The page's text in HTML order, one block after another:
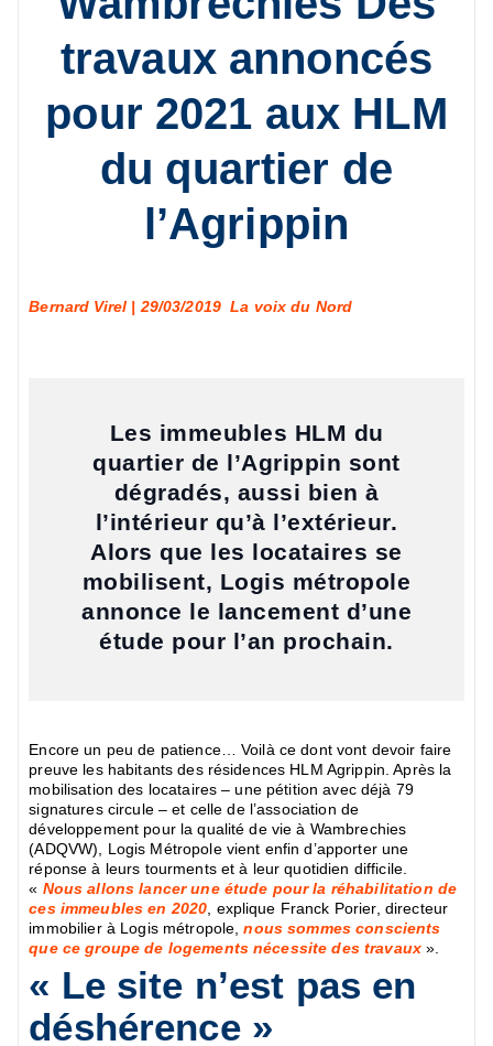
travaux annoncés
pour 2021 aux HLM
du quartier de
l’Agrippin
Bernard Virel | 29/03/2019 La voix du Nord
Les immeubles HLM du
quartier de l’Agrippin sont
dégradés, aussi bien à
l’intérieur qu’à l’extérieur.
Alors que les locataires se
mobilisent, Logis métropole
annonce le lancement d’une
étude pour l’an prochain.
Encore un peu de patience… Voilà ce dont vont devoir faire
preuve les habitants des résidences HLM Agrippin. Après la
mobilisation des locataires – une pétition avec déjà 79
signatures circule – et celle de l’association de
développement pour la qualité de vie à Wambrechies
(ADQVW), Logis Métropole vient enfin d’apporter une
réponse à leurs tourments et à leur quotidien difficile.
« Nous allons lancer une étude pour la réhabilitation de
ces immeubles en 2020 , explique Franck Porier, directeur
immobilier à Logis métropole,nous sommes conscients
que ce groupe de logements nécessite des travaux ».
« Le site n’est pas en
déshérence »